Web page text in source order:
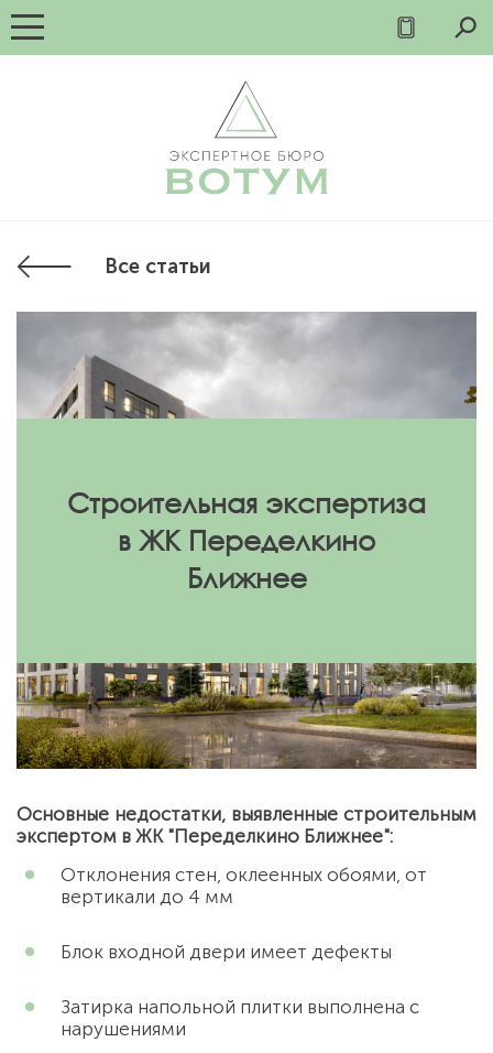
Все статьи
Строительная экспертиза
в ЖК Переделкино
Ближнее
Основные недостатки, выявленные строительным
экспертом в ЖК "Переделкино Ближнее":
Отклонения стен, оклеенных обоями, от
вертикали до 4 мм
Блок входной двери имеет дефекты
Затирка напольной плитки выполнена с
нарушениями